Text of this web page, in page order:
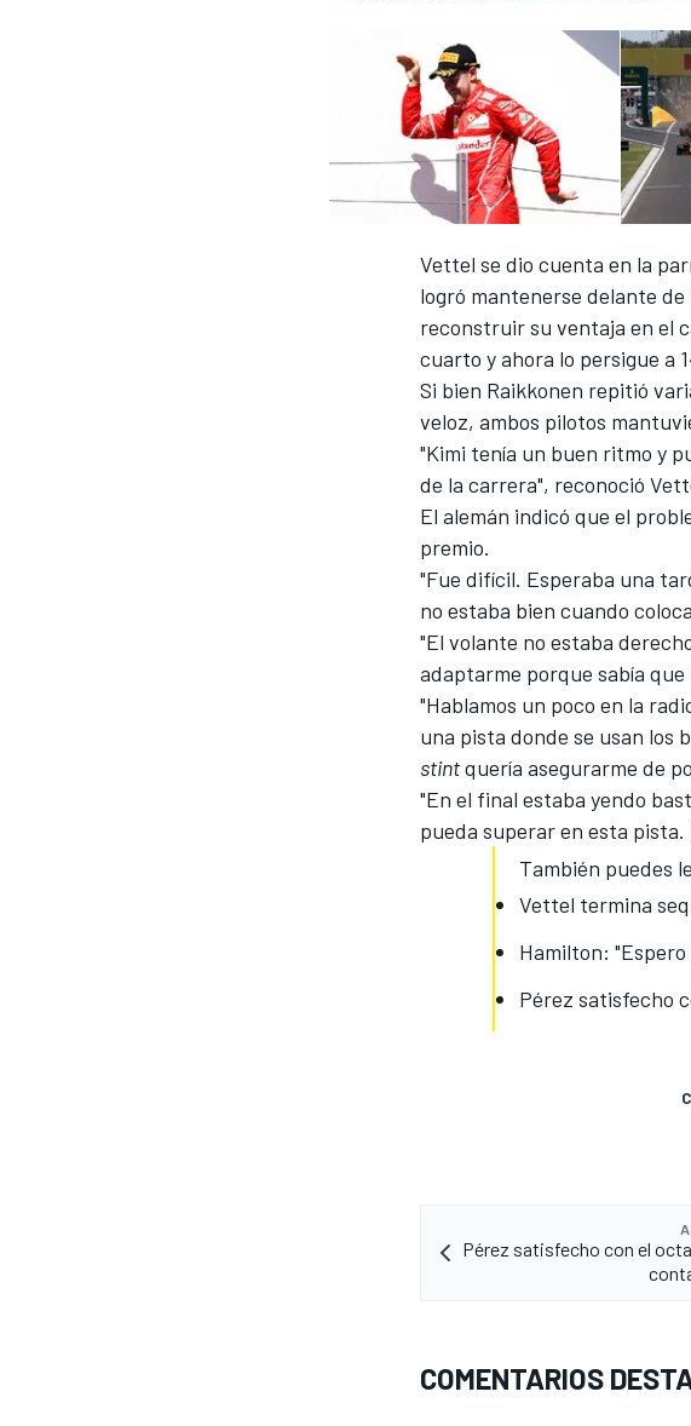
Vettel se dio cuenta en la
logró mantenerse delante
reconstruir su ventaja en el
cuarto y ahora lo persigue a
Si bien Raikkonen repitió
veloz, ambos pilotos
"Kimi tenía un buen ritmo y
de la carrera", reconoció
El alemán indicó que el
premio.
"Fue difícil. Esperaba una
no estaba bien cuando
"El volante no estaba
adaptarme porque sabía
"Hablamos un poco en la
una pista donde se usan los
stintquería asegurarme de
"En el final estaba yendo
pueda superar en esta
También puedes
Vettel termina
Hamilton:
Pérez satisfecho
Pérez satisfecho con el
COMENTARIOS